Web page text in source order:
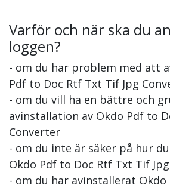
Varför och när ska du
loggen?
- om du har problem med att
Pdf to Doc Rtf Txt Tif Jpg
- om du vill ha en bättre och
avinstallation av Okdo Pdf to
Converter
- om du inte är säker på hur
Okdo Pdf to Doc Rtf Txt Tif
- om du har avinstallerat